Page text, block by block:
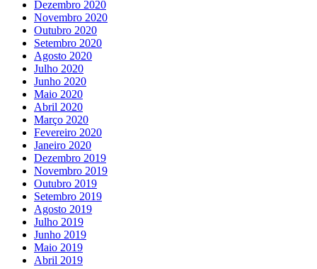
Dezembro 2020
Novembro 2020
Outubro 2020
Setembro 2020
Agosto 2020
Julho 2020
Junho 2020
Maio 2020
Abril 2020
Março 2020
Fevereiro 2020
Janeiro 2020
Dezembro 2019
Novembro 2019
Outubro 2019
Setembro 2019
Agosto 2019
Julho 2019
Junho 2019
Maio 2019
Abril 2019